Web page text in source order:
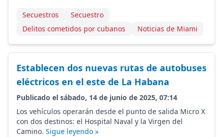
Secuestros
Secuestro
Delitos cometidos por cubanos
Noticias de Miami
Establecen dos nuevas rutas de autobuses
eléctricos en el este de La Habana
Publicado el sábado, 14 de junio de 2025, 07:14
Los vehículos operarán desde el punto de salida Micro X
con dos destinos: el Hospital Naval y la Virgen del
Camino. Sigue leyendo »